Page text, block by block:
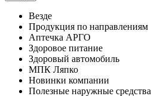
Везде
Продукция по направлениям
Аптечка АРГО
Здоровое питание
Здоровый автомобиль
МПК Ляпко
Новинки компании
Полезные наружные средства